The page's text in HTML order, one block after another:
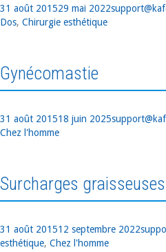
Publié
le
31 août 201529 mai 2022Auteur
Dos, Chirurgie esthétique
Gynécomastie
Publié
le
31 août 201518 juin 2025Auteur
Chez l'homme
Surcharges
Publié
le
31 août 201512 septembre 2022
esthétique, Chez l'homme